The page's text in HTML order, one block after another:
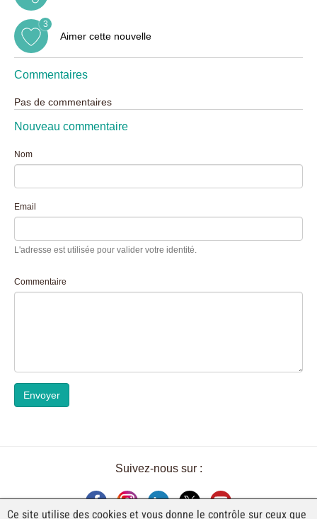
Aimer cette nouvelle
3
Commentaires
Pas de commentaires
Nouveau commentaire
Nom
Email
L'adresse est utilisée pour valider votre identité.
Commentaire
Envoyer
Suivez-nous sur :
Ce site utilise des cookies et vous donne le contrôle sur ceux que